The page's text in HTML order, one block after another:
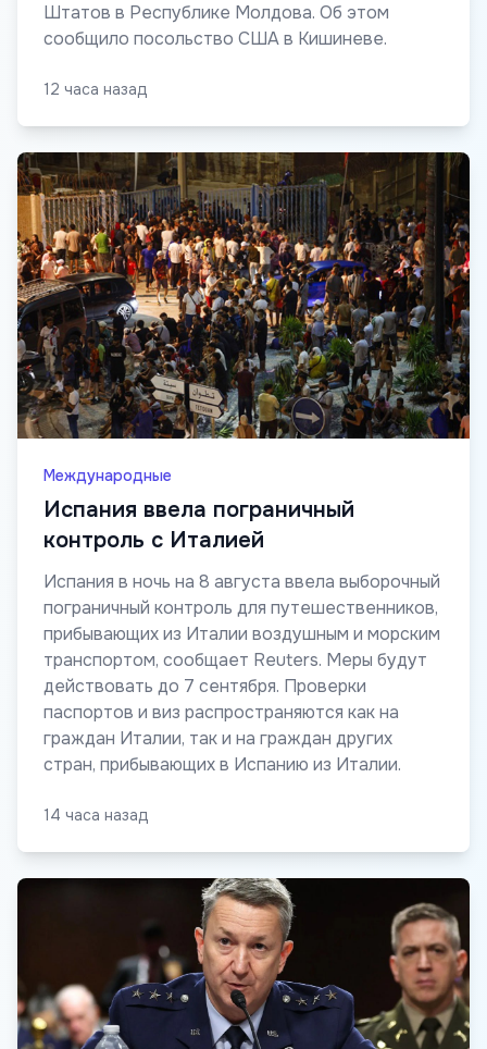
Штатов в Республике Молдова. Об этом
сообщило посольство США в Кишиневе.
12 часа назад
Международные
Испания ввела пограничный
контроль с Италией
Испания в ночь на 8 августа ввела выборочный
пограничный контроль для путешественников,
прибывающих из Италии воздушным и морским
транспортом, сообщает Reuters. Меры будут
действовать до 7 сентября. Проверки
паспортов и виз распространяются как на
граждан Италии, так и на граждан других
стран, прибывающих в Испанию из Италии.
14 часа назад